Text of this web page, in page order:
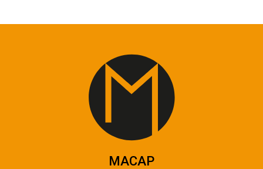
MACAP